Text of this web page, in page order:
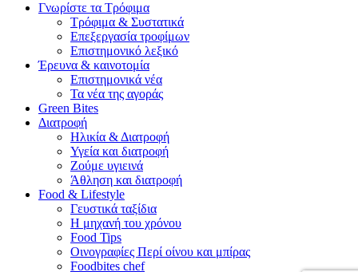
Γνωρίστε τα Τρόφιμα
Τρόφιμα & Συστατικά
Επεξεργασία τροφίμων
Επιστημονικό λεξικό
Έρευνα & καινοτομία
Επιστημονικά νέα
Τα νέα της αγοράς
Green Bites
Διατροφή
Ηλικία & Διατροφή
Υγεία και διατροφή
Ζούμε υγιεινά
Άθληση και διατροφή
Food & Lifestyle
Γευστικά ταξίδια
Η μηχανή του χρόνου
Food Tips
Οινογραφίες Περί οίνου και μπίρας
Foodbites chef